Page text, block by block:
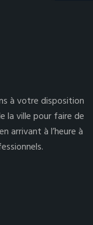
à votre disposition
la ville pour faire de
arrivant à l’heure à